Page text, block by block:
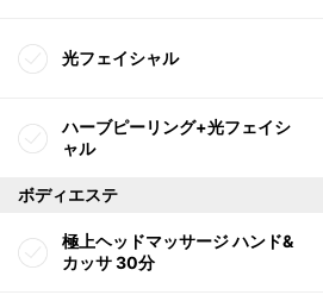
光フェイシャル
ハーブピーリング+光フェイシ
ャル
ボディエステ
極上ヘッドマッサージ ハンド&
カッサ 30分